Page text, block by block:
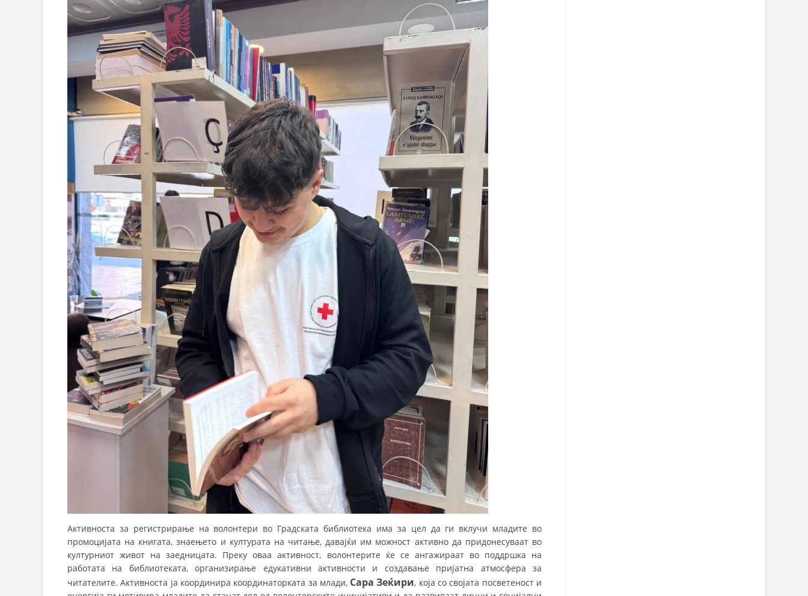
ДОГОВОРИ
ЗНАЧЕЊЕ НА СЛУЖБАТА ЗА БАРАЊЕ
ЗДРАВСТВЕНО ПРЕВЕНТИВНА ДЕЈНОСТ
ПРВА ПОМОШ
КРВОДАРИТЕЛСТВО
ИНФОРМАЦИИ ЗА БОЛЕСТИ
МЕНАЏМЕНТ НА ВОЛОНТЕРИ
ЗА НАС
ДЕЈСТВУВАЊЕ
ПРИРАЧНИЦИ
СТРАТЕГИИ
ЕДУКАТИВНО ИНФОРМАТИВНИ МАТЕРИЈАЛИ
БРОШУРИ
ПОСТЕРИ
ПРЕЗЕНТАЦИИ
Активноста за регистрирање на волонтери во Градската библиотека има за цел да ги вклучи младите во
промоцијата на книгата, знаењето и културата на читање, давајќи им можност активно да придонесуваат во
културниот живот на заедницата. Преку оваа активност, волонтерите ќе се ангажираат во поддршка на
работата на библиотеката, организирање едукативни активности и создавање пријатна атмосфера за
читателите. Активноста ја координира координаторката за млади, Сара Зеќири, која со својата посветеност и